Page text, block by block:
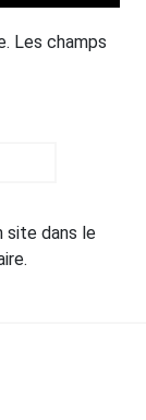
Les champs
site dans le